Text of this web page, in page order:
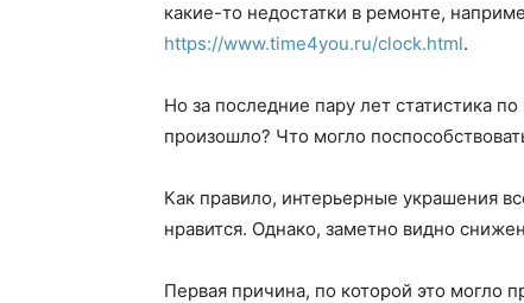
какие-то недостатки в ремонте,
https://www.time4you.ru/clock.html.
Но за последние пару лет статистика
произошло? Что могло
Как правило, интерьерные украшения
нравится. Однако, заметно видно
Первая причина, по которой это могло